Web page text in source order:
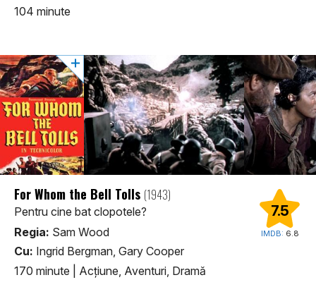
104 minute
7.5
IMDB: 6.8
For Whom the Bell Tolls (1943)
Pentru cine bat clopotele?
Regia: Sam Wood
Cu: Ingrid Bergman, Gary Cooper
170 minute
Acţiune, Aventuri, Dramă